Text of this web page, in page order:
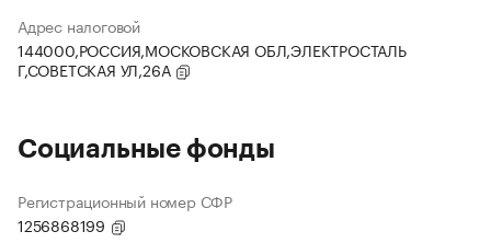
Адрес налоговой
144000,РОССИЯ,МОСКОВСКАЯ ОБЛ,ЭЛЕКТРОСТАЛЬ
Г,СОВЕТСКАЯ УЛ,26А
Социальные фонды
Регистрационный номер СФР
1256868199